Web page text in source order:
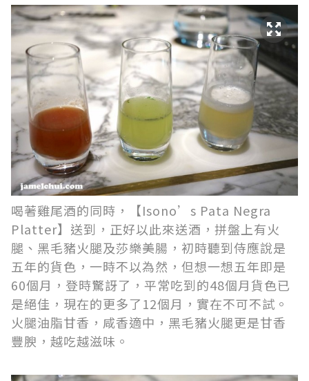
喝著雞尾酒的同時，【Isono’s Pata Negra
Platter】送到，正好以此來送酒，拼盤上有火
腿、黑毛豬火腿及莎樂美腸，初時聽到侍應說是
五年的貨色，一時不以為然，但想一想五年即是
60個月，登時驚訝了，平常吃到的48個月貨色已
是絕佳，現在的更多了12個月，實在不可不試。
火腿油脂甘香，咸香適中，黑毛豬火腿更是甘香
豐腴，越吃越滋味。